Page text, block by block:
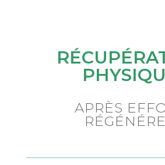
APRÈS